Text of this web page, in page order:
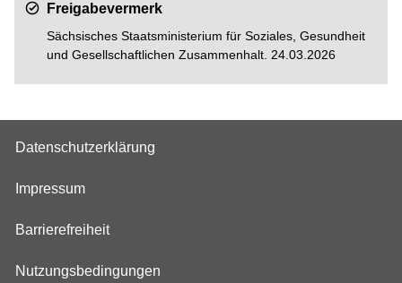
Freigabevermerk
Sächsisches Staatsministerium für Soziales, Gesundheit
und Gesellschaftlichen Zusammenhalt. 24.03.2026
Datenschutzerklärung
Impressum
Barrierefreiheit
Nutzungsbedingungen